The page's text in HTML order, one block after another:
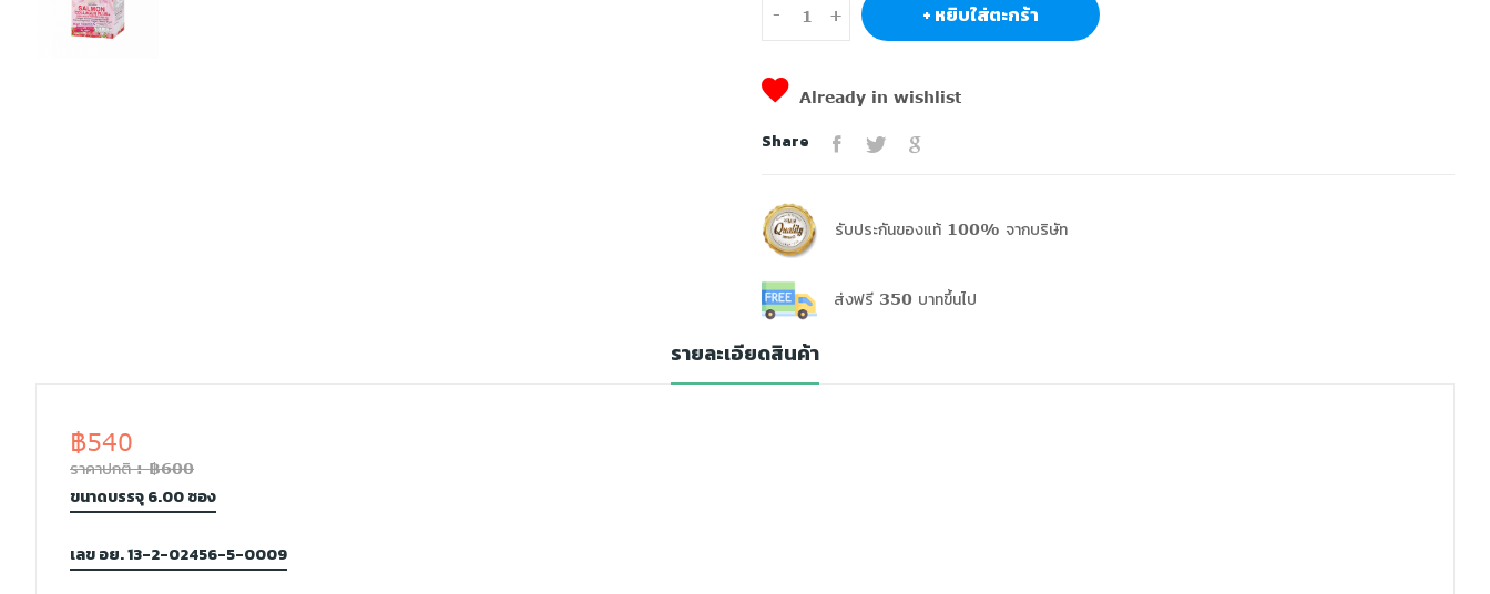
- + + หยิบใส่ตะกร้า
Already in wishlist
Share
รับประกันของแท้ 100% จากบริษัท
ส่งฟรี 350 บาทขึ้นไป
รายละเอียดสินค้า
฿540
ราคาปกติ : ฿600
ขนาดบรรจุ 6.00 ซอง
เลข อย. 13-2-02456-5-0009